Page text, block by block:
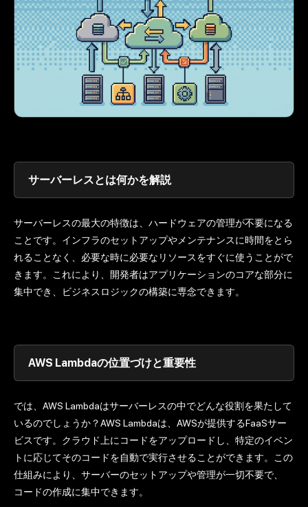
サーバーレスとは何かを解説
サーバーレスの最大の特徴は、ハードウェアの管理が不要になる
ことです。インフラのセットアップやメンテナンスに時間をとら
れることなく、必要な時に必要なリソースをすぐに使うことがで
きます。これにより、開発者はアプリケーションのコアな部分に
集中でき、ビジネスロジックの構築に専念できます。
AWS Lambdaの位置づけと重要性
では、AWS Lambdaはサーバーレスの中でどんな役割を果たして
いるのでしょうか？AWS Lambdaは、AWSが提供するFaaSサー
ビスです。クラウド上にコードをアップロードし、特定のイベン
トに応じてそのコードを自動で実行させることができます。この
仕組みにより、サーバーのセットアップや管理が一切不要で、
コードの作成に集中できます。